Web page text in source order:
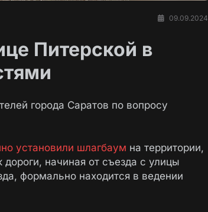
09.09.2024
Питерской в
города Саратов по вопросу
установили шлагбаум на территории,
начиная от съезда с улицы
формально находится в ведении